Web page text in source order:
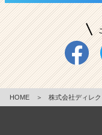
HOME ＞ 株式会社ディレ